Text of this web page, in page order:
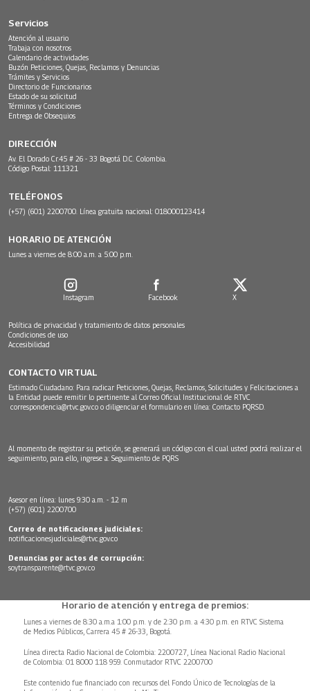
Servicios
Atención al usuario
Trabaja con nosotros
Calendario de actividades
Buzón Peticiones, Quejas, Reclamos y Denuncias
Trámites y Servicios
Directorio de Funcionarios
Estado de su solicitud
Términos y Condiciones
Entrega de Obsequios
DIRECCIÓN
Av. El Dorado Cr.45 # 26 - 33 Bogotá D.C. Colombia.
Código Postal: 111321
TELÉFONOS
(+57) (601) 2200700. Línea gratuita nacional: 018000123414
HORARIO DE ATENCIÓN
Lunes a viernes de 8:00 a.m. a 5:00 p.m.
Instagram Facebook X
Política de privacidad y tratamiento de datos personales
Condiciones de uso
Accesibilidad
CONTACTO VIRTUAL
Estimado Ciudadano: Para radicar Peticiones, Quejas, Reclamos, Solicitudes y Felicitaciones a
la Entidad puede remitir lo pertinente al Correo Oficial Institucional de RTVC
correspondencia@rtvc.gov.co o diligenciar el formulario en línea: Contacto PQRSD.
Al momento de registrar su petición, se generará un código con el cual usted podrá realizar el
seguimiento, para ello, ingrese a: Seguimiento de PQRS
Asesor en línea: lunes 9:30 a.m. - 12 m
(+57) (601) 2200700
Correo de notificaciones judiciales:
notificacionesjudiciales@rtvc.gov.co
Denuncias por actos de corrupción:
soytransparente@rtvc.gov.co
Horario de atención y entrega de premios:
Lunes a viernes de 8:30 a.m.a 1:00 p.m. y de 2:30 p.m. a 4:30 p.m. en RTVC Sistema
de Medios Públicos, Carrera 45 # 26-33, Bogotá.
Línea directa Radio Nacional de Colombia: 2200727, Línea Nacional Radio Nacional
de Colombia: 01 8000 118 959. Conmutador RTVC 2200700
Este contenido fue financiado con recursos del Fondo Único de Tecnologías de la